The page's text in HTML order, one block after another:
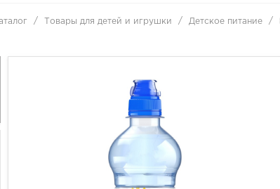
Товары для детей и игрушки Детское питание